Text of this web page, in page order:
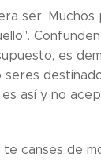
ser. Muchos
es
seres
así y no
canses de